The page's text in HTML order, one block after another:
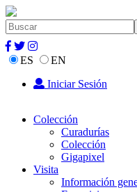
ES
EN
Iniciar Sesión
Colección
Curadurías
Colección
Gigapixel
Visita
Información